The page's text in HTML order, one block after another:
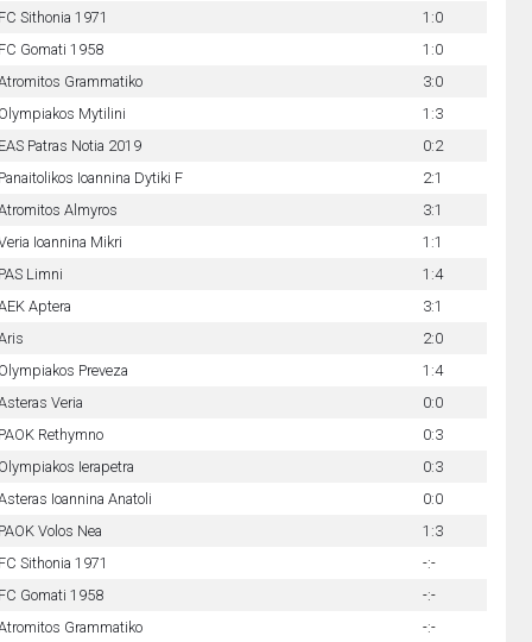
FC Sithonia 1971
1:0
FC Gomati 1958
1:0
Grammatiko
3:0
Olympiakos Mytilini
1:3
EAS Patras Notia 2019
0:2
Panaitolikos Ioannina Dytiki F
2:1
Almyros
3:1
Ioannina Mikri
1:1
PAS Limni
1:4
Aptera
3:1
2:0
Olympiakos Preveza
1:4
Veria
0:0
PAOK Rethymno
0:3
Olympiakos Ierapetra
0:3
Ioannina Anatoli
0:0
PAOK Volos Nea
1:3
FC Sithonia 1971
-:-
FC Gomati 1958
-:-
Grammatiko -:-